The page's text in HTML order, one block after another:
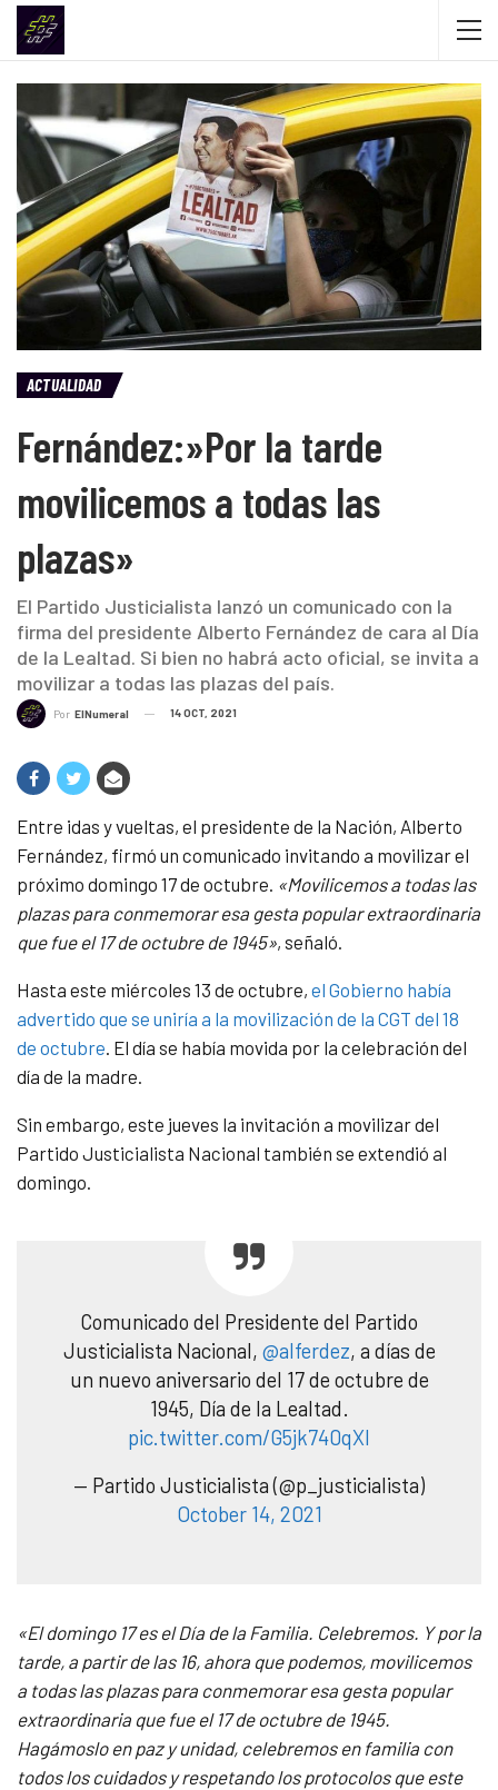
ACTUALIDAD
Fernández:»Por la tarde
movilicemos a todas las
plazas»
El Partido Justicialista lanzó un comunicado con la
firma del presidente Alberto Fernández de cara al Día
de la Lealtad. Si bien no habrá acto oficial, se invita a
movilizar a todas las plazas del país.
Por ElNumeral 14 OCT, 2021
Entre idas y vueltas, el presidente de la Nación, Alberto
Fernández, firmó un comunicado invitando a movilizar el
próximo domingo 17 de octubre. «Movilicemos a todas las
plazas para conmemorar esa gesta popular extraordinaria
que fue el 17 de octubre de 1945», señaló.
Hasta este miércoles 13 de octubre, el Gobierno había
advertido que se uniría a la movilización de la CGT del 18
de octubre. El día se había movida por la celebración del
día de la madre.
Sin embargo, este jueves la invitación a movilizar del
Partido Justicialista Nacional también se extendió al
domingo.
Comunicado del Presidente del Partido
Justicialista Nacional, @alferdez, a días de
un nuevo aniversario del 17 de octubre de
1945, Día de la Lealtad.
pic.twitter.com/G5jk740qXl
— Partido Justicialista (@p_justicialista)
October 14, 2021
«El domingo 17 es el Día de la Familia. Celebremos. Y por la
tarde, a partir de las 16, ahora que podemos, movilicemos
a todas las plazas para conmemorar esa gesta popular
extraordinaria que fue el 17 de octubre de 1945.
Hagámoslo en paz y unidad, celebremos en familia con
todos los cuidados y respetando los protocolos que este